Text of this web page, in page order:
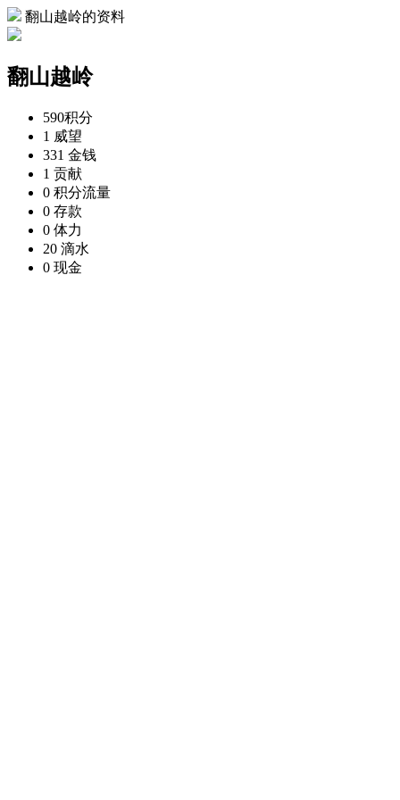
翻山越岭的资料
翻山越岭
590积分
1 威望
331 金钱
1 贡献
0 积分流量
0 存款
0 体力
20 滴水
0 现金